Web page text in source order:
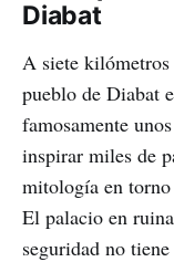
Diabat
A siete
pueblo de Diabat
famosamente
inspirar miles de
mitología en
El palacio en
seguridad no